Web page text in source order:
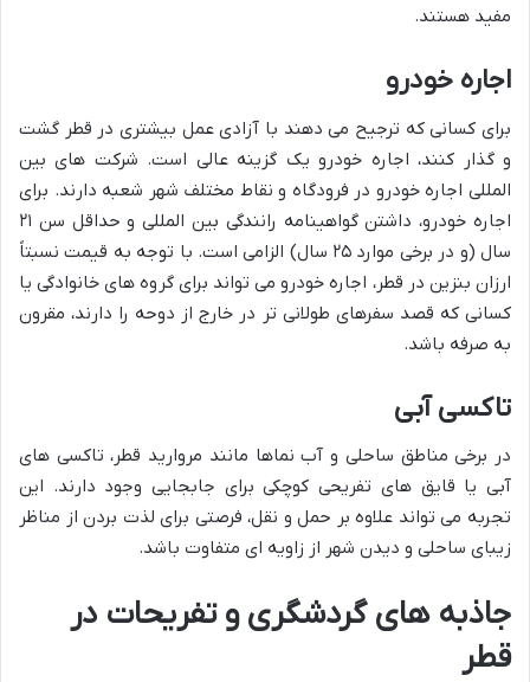
مفید هستند.
اجاره خودرو
برای کسانی که ترجیح می دهند با آزادی عمل بیشتری در قطر گشت
و گذار کنند، اجاره خودرو یک گزینه عالی است. شرکت های بین
المللی اجاره خودرو در فرودگاه و نقاط مختلف شهر شعبه دارند. برای
اجاره خودرو، داشتن گواهینامه رانندگی بین المللی و حداقل سن ۲۱
سال (و در برخی موارد ۲۵ سال) الزامی است. با توجه به قیمت نسبتاً
ارزان بنزین در قطر، اجاره خودرو می تواند برای گروه های خانوادگی یا
کسانی که قصد سفرهای طولانی تر در خارج از دوحه را دارند، مقرون
به صرفه باشد.
تاکسی آبی
در برخی مناطق ساحلی و آب نماها مانند مروارید قطر، تاکسی های
آبی یا قایق های تفریحی کوچکی برای جابجایی وجود دارند. این
تجربه می تواند علاوه بر حمل و نقل، فرصتی برای لذت بردن از مناظر
زیبای ساحلی و دیدن شهر از زاویه ای متفاوت باشد.
جاذبه های گردشگری و تفریحات در
قطر